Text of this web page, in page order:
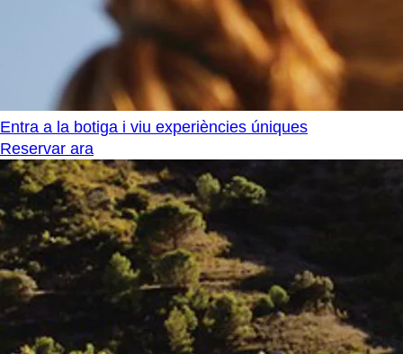
Entra a la botiga i viu experiències úniques
Reservar ara